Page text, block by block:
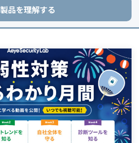
製品を理解する